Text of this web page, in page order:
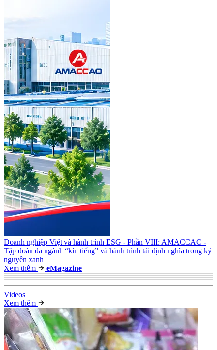
Doanh nghiệp Việt và hành trình ESG - Phần VIII: AMACCAO -
Tập đoàn đa ngành “kín tiếng” và hành trình tái định nghĩa trong kỷ
nguyên xanh
Xem thêm
eMagazine
Videos
Xem thêm